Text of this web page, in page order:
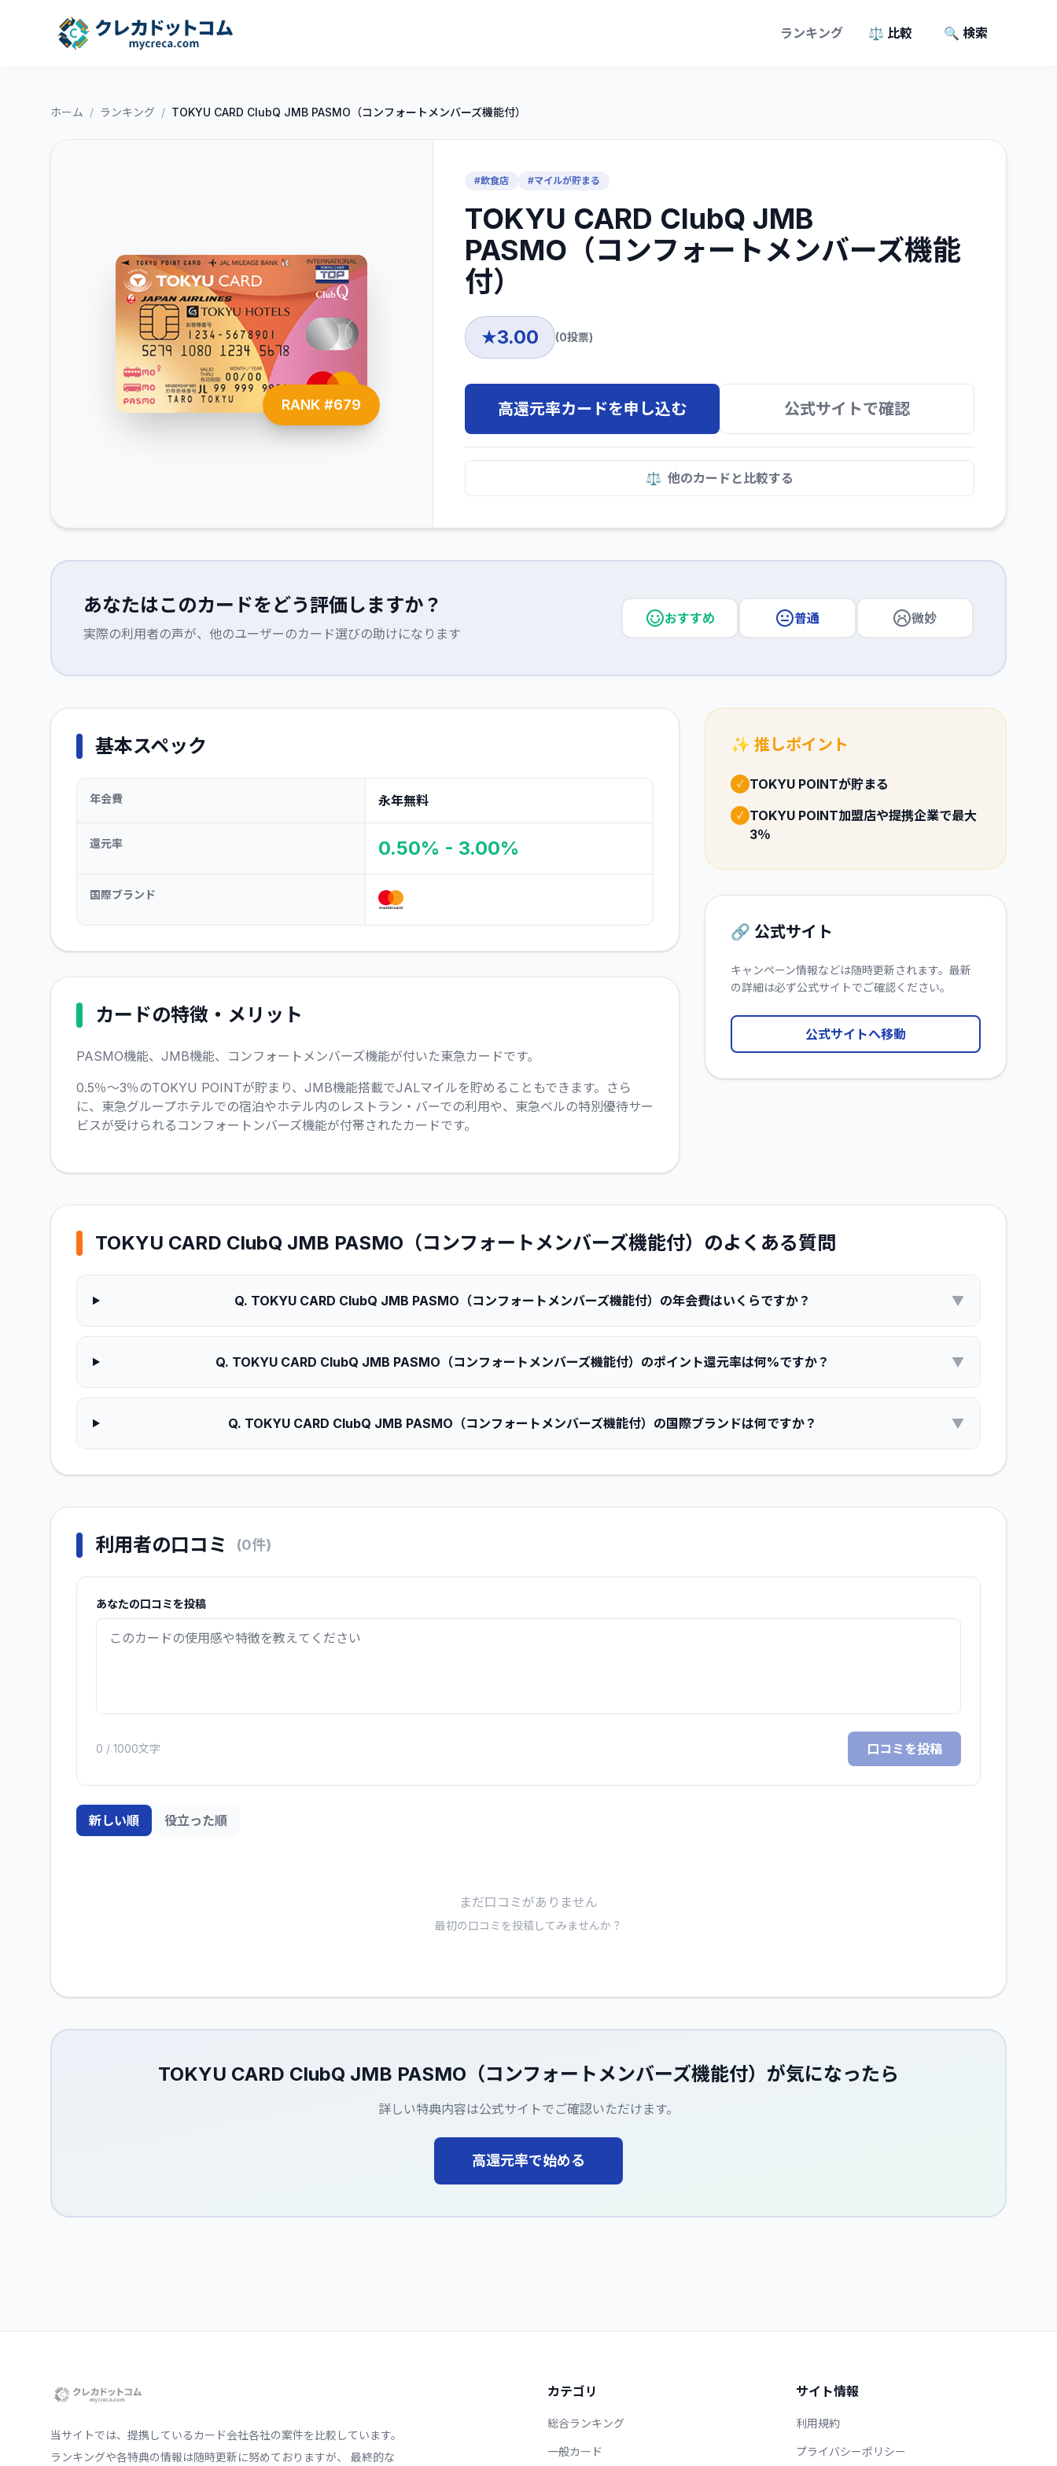
ランキング ⚖️ 比較 🔍 検索
ホーム / ランキング / TOKYU CARD ClubQ JMB PASMO（コンフォートメンバーズ機能付）
RANK #679
#飲食店 #マイルが貯まる
TOKYU CARD ClubQ JMB
PASMO（コンフォートメンバーズ機能
付）
★3.00 (0投票)
高還元率カードを申し込む 公式サイトで確認
⚖️ 他のカードと比較する
あなたはこのカードをどう評価しますか？
実際の利用者の声が、他のユーザーのカード選びの助けになります
おすすめ 普通 微妙
基本スペック
年会費 永年無料
還元率 0.50% - 3.00%
国際ブランド
カードの特徴・メリット
PASMO機能、JMB機能、コンフォートメンバーズ機能が付いた東急カードです。
0.5％～3％のTOKYU POINTが貯まり、JMB機能搭載でJALマイルを貯めることもできます。さら
に、東急グループホテルでの宿泊やホテル内のレストラン・バーでの利用や、東急ベルの特別優待サー
ビスが受けられるコンフォートンバーズ機能が付帯されたカードです。
✨ 推しポイント
✓ TOKYU POINTが貯まる
✓ TOKYU POINT加盟店や提携企業で最大
3％
🔗 公式サイト
キャンペーン情報などは随時更新されます。最新
の詳細は必ず公式サイトでご確認ください。
公式サイトへ移動
TOKYU CARD ClubQ JMB PASMO（コンフォートメンバーズ機能付） のよくある質問
Q. TOKYU CARD ClubQ JMB PASMO（コンフォートメンバーズ機能付）の年会費はいくらですか？ ▼
Q. TOKYU CARD ClubQ JMB PASMO（コンフォートメンバーズ機能付）のポイント還元率は何%ですか？ ▼
Q. TOKYU CARD ClubQ JMB PASMO（コンフォートメンバーズ機能付）の国際ブランドは何ですか？ ▼
利用者の口コミ (0件)
あなたの口コミを投稿
0 / 1000文字 口コミを投稿
新しい順 役立った順
まだ口コミがありません
最初の口コミを投稿してみませんか？
TOKYU CARD ClubQ JMB PASMO（コンフォートメンバーズ機能付） が気になったら
詳しい特典内容は公式サイトでご確認いただけます。
高還元率で始める
当サイトでは、提携しているカード会社各社の案件を比較しています。
ランキングや各特典の情報は随時更新に努めておりますが、 最終的な
カテゴリ
総合ランキング
一般カード
サイト情報
利用規約
プライバシーポリシー